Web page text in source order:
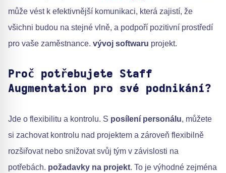
může vést k efektivnější komunikaci, která zajistí, že
všichni budou na stejné vlně, a podpoří pozitivní prostředí
pro vaše zaměstnance. vývoj softwaru projekt.
Proč potřebujete Staff
Augmentation pro své podnikání?
Jde o flexibilitu a kontrolu. S posílení personálu, můžete
si zachovat kontrolu nad projektem a zároveň flexibilně
rozšiřovat nebo snižovat svůj tým v závislosti na
potřebách. požadavky na projekt. To je výhodné zejména